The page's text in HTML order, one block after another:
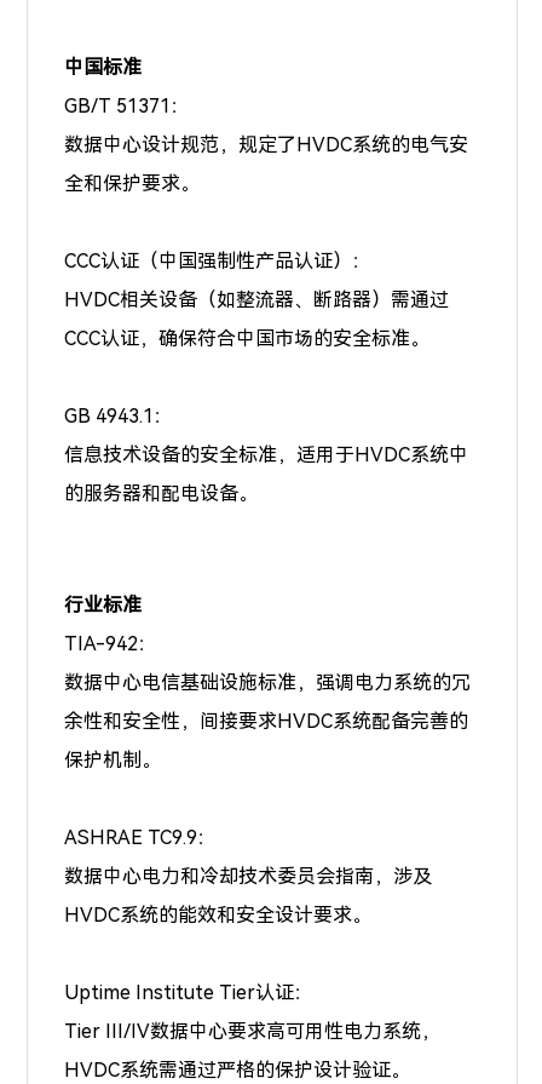
中国标准
GB/T 51371：
数据中心设计规范，规定了HVDC系统的电气安
全和保护要求。
CCC认证（中国强制性产品认证）：
HVDC相关设备（如整流器、断路器）需通过
CCC认证，确保符合中国市场的安全标准。
GB 4943.1：
信息技术设备的安全标准，适用于HVDC系统中
的服务器和配电设备。
行业标准
TIA-942：
数据中心电信基础设施标准，强调电力系统的冗
余性和安全性，间接要求HVDC系统配备完善的
保护机制。
ASHRAE TC9.9：
数据中心电力和冷却技术委员会指南，涉及
HVDC系统的能效和安全设计要求。
Uptime Institute Tier认证：
Tier III/IV数据中心要求高可用性电力系统，
HVDC系统需通过严格的保护设计验证。